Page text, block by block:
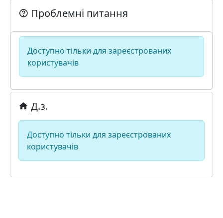
Проблемні питання
Доступно тільки для зареєстрованих
користувачів
Д.з.
Доступно тільки для зареєстрованих
користувачів